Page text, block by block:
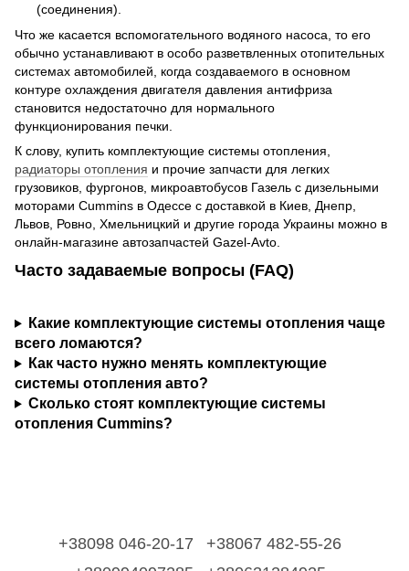
(соединения).
Что же касается вспомогательного водяного насоса, то его
обычно устанавливают в особо разветвленных отопительных
системах автомобилей, когда создаваемого в основном
контуре охлаждения двигателя давления антифриза
становится недостаточно для нормального
функционирования печки.
К слову, купить комплектующие системы отопления,
радиаторы отопления и прочие запчасти для легких
грузовиков, фургонов, микроавтобусов Газель с дизельными
моторами Cummins в Одессе с доставкой в Киев, Днепр,
Львов, Ровно, Хмельницкий и другие города Украины можно в
онлайн-магазине автозапчастей Gazel-Avto.
Часто задаваемые вопросы (FAQ)
Какие комплектующие системы отопления чаще
всего ломаются?
Как часто нужно менять комплектующие
системы отопления авто?
Сколько стоят комплектующие системы
отопления Cummins?
+38098 046-20-17
+38067 482-55-26